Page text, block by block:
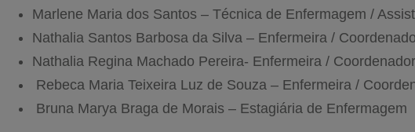
Marlene Maria dos Santos – Técnica de Enfermagem /
Nathalia Santos Barbosa da Silva – Enfermeira /
Nathalia Regina Machado Pereira- Enfermeira /
Rebeca Maria Teixeira Luz de Souza – Enfermeira /
Bruna Marya Braga de Morais – Estagiária de Enfermagem